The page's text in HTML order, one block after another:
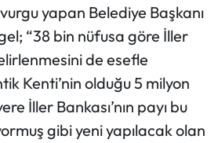
yapan Belediye Başkanı
“38 bin nüfusa göre İller
de esefle
Kenti’nin olduğu 5 milyon
İller Bankası’nın payı bu
gibi yeni yapılacak olan